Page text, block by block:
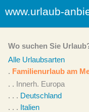
www.urlaub-
Wo suchen Sie
Alle Urlaubsarten
. Familienurlaub am
. . Innerh. Europa
. . . Deutschland
. . . Italien